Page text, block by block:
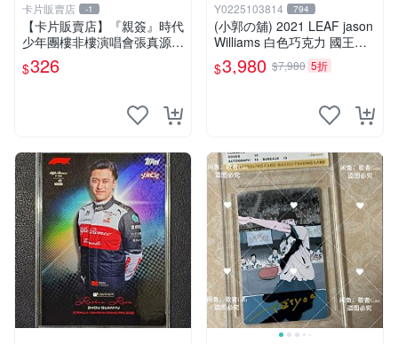
卡片販賣店 -1
【卡片販賣店】『親簽』時代
少年團樓非樓演唱會張真源親
簽簽名照 張真源簽名照
$326
Y0225103814 794
(小郭の舖) 2021 LEAF jason
Williams 白色巧克力 國王隊
少見 one of one 限量1張簽名
卡 台灣現貨 賠售價
$3,980 $7,980 5折